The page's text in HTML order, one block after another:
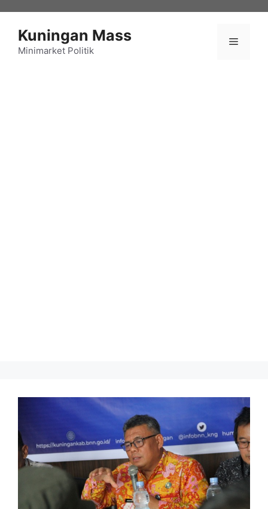
Kuningan Mass
Minimarket Politik
Menu